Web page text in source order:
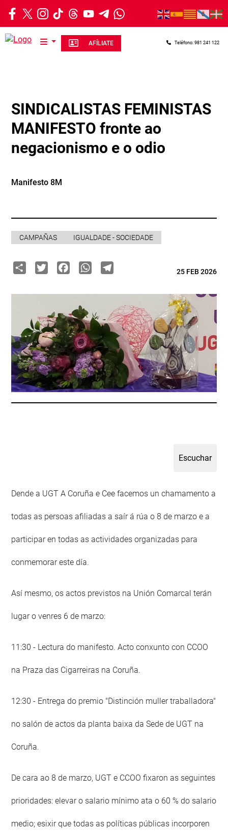
Ir o contido principal
AFÍLIATE Teléfono: 981 241 122
SINDICALISTAS FEMINISTAS
MANIFESTO fronte ao
negacionismo e o odio
Manifesto 8M
CAMPAÑAS IGUALDADE - SOCIEDADE
ShareTwitterFacebook
WhatsApp
Telegram25 FEB 2026
Dende a UGT A Coruña e Cee facemos un chamamento a
todas as persoas afiliadas a saír á rúa o 8 de marzo e a
participar en todas as actividades organizadas para
conmemorar este día.
Así mesmo, os actos previstos na Unión Comarcal terán
lugar o venres 6 de marzo:
11:30 - Lectura do manifesto. Acto conxunto con CCOO
na Praza das Cigarreiras na Coruña.
12:30 - Entrega do premio "Distinción muller traballadora"
no salón de actos da planta baixa da Sede de UGT na
Coruña.
De cara ao 8 de marzo, UGT e CCOO fixaron as seguintes
prioridades: elevar o salario mínimo ata o 60 % do salario
medio; esixir que todas as políticas públicas incorporen